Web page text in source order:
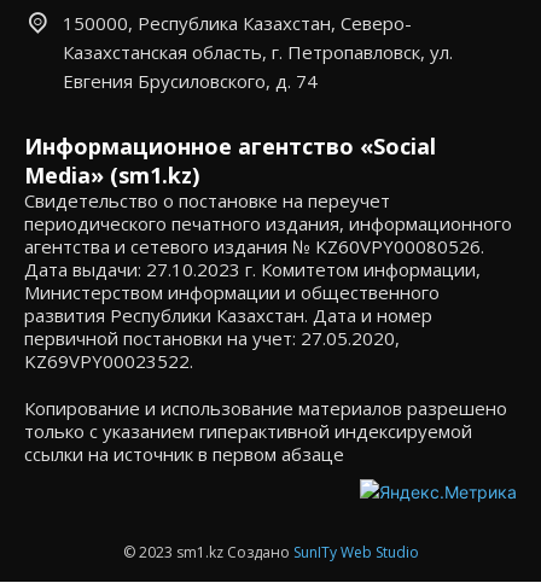
150000, Республика Казахстан, Северо-
Казахстанская область, г. Петропавловск, ул.
Евгения Брусиловского, д. 74
Информационное агентство «Social
Media» (sm1.kz)
Свидетельство о постановке на переучет
периодического печатного издания, информационного
агентства и сетевого издания № KZ60VPY00080526.
Дата выдачи: 27.10.2023 г. Комитетом информации,
Министерством информации и общественного
развития Республики Казахстан. Дата и номер
первичной постановки на учет: 27.05.2020,
KZ69VPY00023522.
Копирование и использование материалов разрешено
только с указанием гиперактивной индексируемой
ссылки на источник в первом абзаце
© 2023 sm1.kz Создано SunITy Web Studio